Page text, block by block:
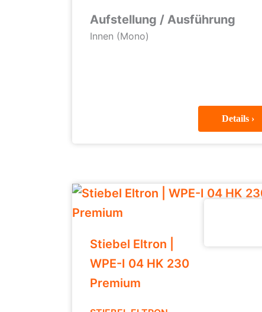
Aufstellung / Ausführung
Innen (Mono)
Details ›
Stiebel Eltron |
WPE-I 04 HK 230
Premium